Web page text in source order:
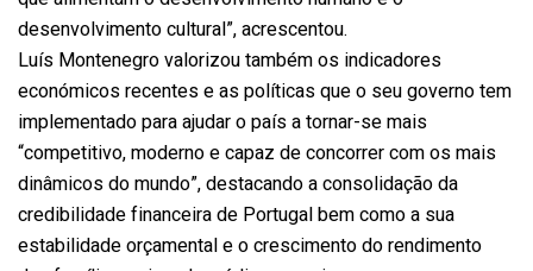
desenvolvimento cultural”, acrescentou.
Luís Montenegro valorizou também os indicadores
económicos recentes e as políticas que o seu governo tem
implementado para ajudar o país a tornar-se mais
“competitivo, moderno e capaz de concorrer com os mais
dinâmicos do mundo”, destacando a consolidação da
credibilidade financeira de Portugal bem como a sua
estabilidade orçamental e o crescimento do rendimento